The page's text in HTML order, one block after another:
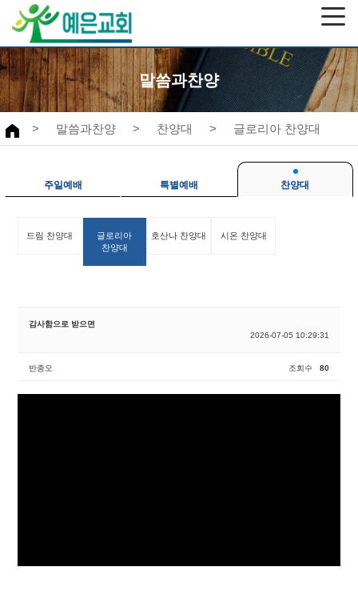
말씀과찬양
> 말씀과찬양 > 찬양대 > 글로리아 찬양대
주일예배 특별예배 찬양대
드림 찬양대
글로리아
찬양대
호산나 찬양대 시온 찬양대
감사함으로 받으면
2026-07-05 10:29:31
반종오 조회수 80